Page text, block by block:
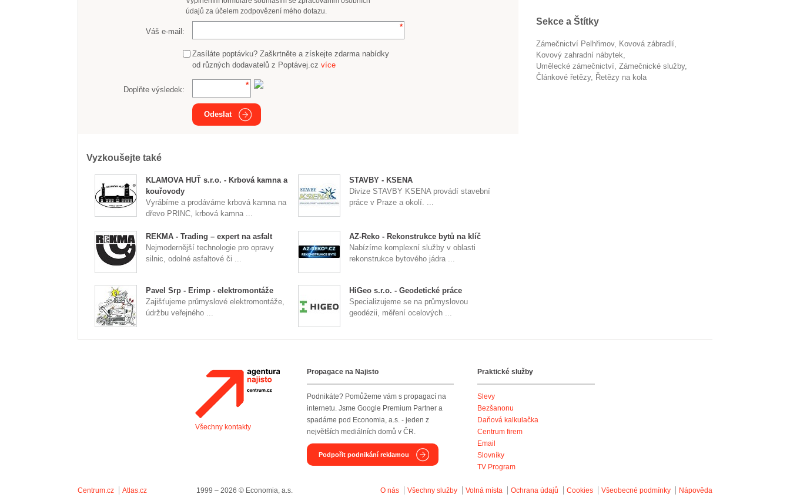
údajů za účelem zodpovězení mého dotazu.
Váš e-mail:
Zasíláte poptávku? Zaškrtněte a získejte zdarma nabídky
od různých dodavatelů z Poptávej.cz více
Doplňte výsledek:
Odeslat
Vyzkoušejte také
KLAMOVA HUŤ s.r.o. - Krbová kamna a
kouřovody
Vyrábíme a prodáváme krbová kamna na
dřevo PRINC, krbová kamna ...
STAVBY - KSENA
Divize STAVBY KSENA provádí stavební
práce v Praze a okolí. ...
REKMA - Trading – expert na asfalt
Nejmodernější technologie pro opravy
silnic, odolné asfaltové či ...
AZ-Reko - Rekonstrukce bytů na klíč
Nabízíme komplexní služby v oblasti
rekonstrukce bytového jádra ...
Pavel Srp - Erimp - elektromontáže
Zajišťujeme průmyslové elektromontáže,
údržbu veřejného ...
HiGeo s.r.o. - Geodetické práce
Specializujeme se na průmyslovou
geodézii, měření ocelových ...
Sekce a Štítky
Zámečnictví Pelhřimov
kovová zábradlí
kovový zahradní nábytek
umělecké zámečnictví
zámečnické služby
článkové řetězy
řetězy na kola
Agentura Najisto
Všechny kontakty
Propagace na Najisto
Podnikáte? Pomůžeme vám s propagací na
internetu. Jsme Google Premium Partner a
spadáme pod Economia, a.s. - jeden z
největších mediálních domů v ČR.
Podpořit podnikání reklamou
Praktické služby
Slevy
Bezšanonu
Daňová kalkulačka
Centrum firem
Email
Slovníky
TV Program
Centrum.cz Atlas.cz 1999 – 2026 © Economia, a.s. O nás Všechny služby Volná místa Ochrana údajů Cookies Všeobecné podmínky Nápověda